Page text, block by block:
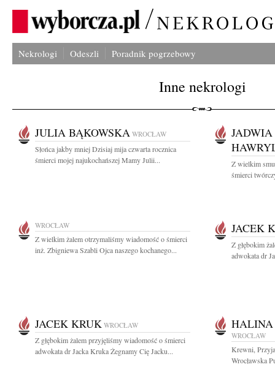
Nekrologi Odeszli Poradnik pogrzebowy
Inne nekrologi
JULIA BĄKOWSKA WROCŁAW
Słońca jakby mniej Dzisiaj mija czwarta rocznica
śmierci mojej najukochańszej Mamy Julii...
Z wielkim
śmierci
WROCŁAW
Z wielkim żalem otrzymaliśmy wiadomość o śmierci
inż. Zbigniewa Szabli Ojca naszego kochanego...
JACEK
Z głębokim
adwokata dr
JACEK KRUK WROCŁAW
Z głębokim żalem przyjęliśmy wiadomość o śmierci
adwokata dr Jacka Kruka Żegnamy Cię Jacku...
WROCŁAW
Krewni,
Wrocławska